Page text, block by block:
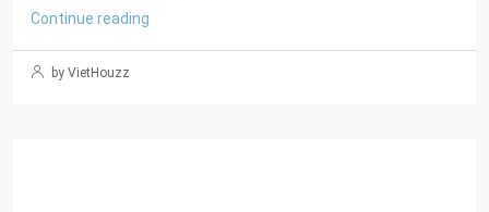
Continue reading
by VietHouzz